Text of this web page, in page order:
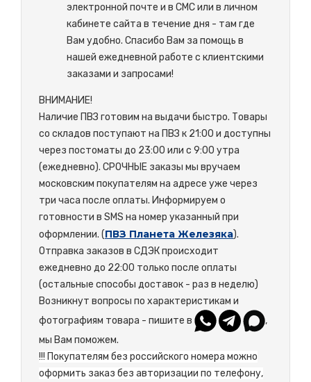
электронной почте и в СМС или в личном
кабинете сайта в течение дня - там где
Вам удобно. Спасибо Вам за помощь в
нашей ежедневной работе с клиентскими
заказами и запросами!
ВНИМАНИЕ!
Наличие ПВЗ готовим на выдачи быстро. Товары
со складов поступают на ПВЗ к 21:00 и доступны
через постоматы до 23:00 или с 9:00 утра
(ежедневно). СРОЧНЫЕ заказы мы вручаем
московским покупателям на адресе уже через
три часа после оплаты. Информируем о
готовности в SMS на номер указанный при
оформлении. (ПВЗ Планета Железяка).
Отправка заказов в СДЭК происходит
ежедневно до 22:00 только после оплаты
(остальные способы доставок - раз в неделю)
Возникнут вопросы по характеристикам и
фотографиям товара - пишите в
,
мы Вам поможем.
!!! Покупателям без российского номера можно
оформить заказ без авторизации по телефону,